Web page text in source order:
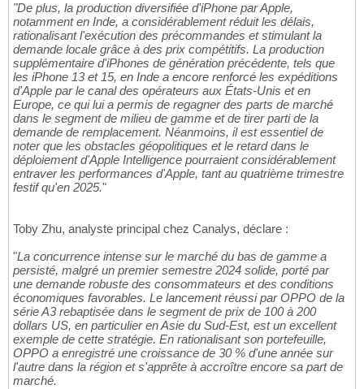
"De plus, la production diversifiée d'iPhone par Apple,
notamment en Inde, a considérablement réduit les délais,
rationalisant l'exécution des précommandes et stimulant la
demande locale grâce à des prix compétitifs. La production
supplémentaire d'iPhones de génération précédente, tels que
les iPhone 13 et 15, en Inde a encore renforcé les expéditions
d'Apple par le canal des opérateurs aux États-Unis et en
Europe, ce qui lui a permis de regagner des parts de marché
dans le segment de milieu de gamme et de tirer parti de la
demande de remplacement. Néanmoins, il est essentiel de
noter que les obstacles géopolitiques et le retard dans le
déploiement d'Apple Intelligence pourraient considérablement
entraver les performances d'Apple, tant au quatrième trimestre
festif qu'en 2025."
Toby Zhu, analyste principal chez Canalys, déclare :
"La concurrence intense sur le marché du bas de gamme a
persisté, malgré un premier semestre 2024 solide, porté par
une demande robuste des consommateurs et des conditions
économiques favorables. Le lancement réussi par OPPO de la
série A3 rebaptisée dans le segment de prix de 100 à 200
dollars US, en particulier en Asie du Sud-Est, est un excellent
exemple de cette stratégie. En rationalisant son portefeuille,
OPPO a enregistré une croissance de 30 % d'une année sur
l'autre dans la région et s'apprête à accroître encore sa part de
marché.